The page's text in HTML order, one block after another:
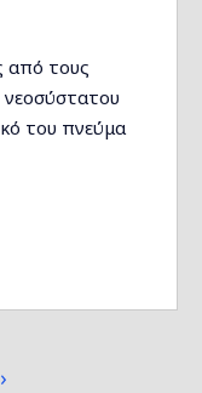
από τους
νεοσύστατου
του πνεύμα